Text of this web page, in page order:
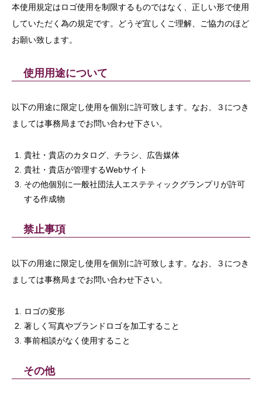
本使用規定はロゴ使用を制限するものではなく、正しい形で使用
していただく為の規定です。どうぞ宜しくご理解、ご協力のほど
お願い致します。
使用用途について
以下の用途に限定し使用を個別に許可致します。なお、３につき
ましては事務局までお問い合わせ下さい。
貴社・貴店のカタログ、チラシ、広告媒体
貴社・貴店が管理するWebサイト
その他個別に一般社団法人エステティックグランプリが許可
する作成物
禁止事項
以下の用途に限定し使用を個別に許可致します。なお、３につき
ましては事務局までお問い合わせ下さい。
ロゴの変形
著しく写真やブランドロゴを加工すること
事前相談がなく使用すること
その他